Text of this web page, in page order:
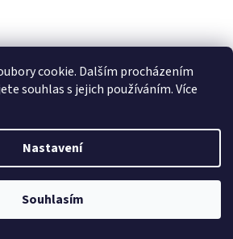
cookie. Dalším procházením
souhlas s jejich používáním. Více
Nastavení
Souhlasím
Vytvořil Shoptet
dárky. Všechna práva vyhrazena.